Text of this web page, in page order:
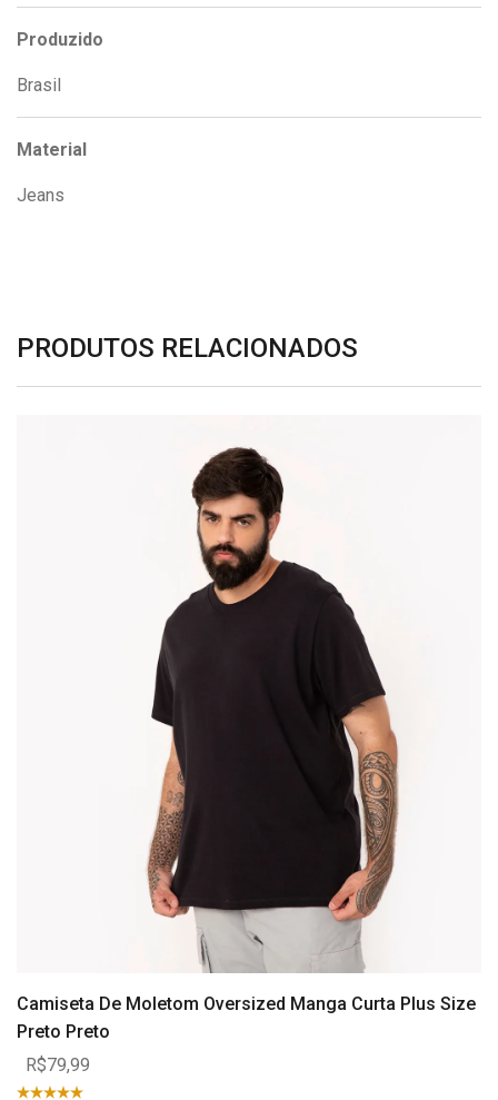
Produzido
Brasil
Material
Jeans
PRODUTOS RELACIONADOS
Camiseta De Moletom Oversized Manga Curta Plus Size
Preto Preto
R$79,99